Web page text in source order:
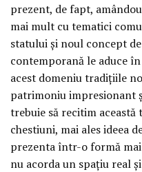
prezent, de fapt,
mai mult cu tematici
statului şi noul concept
contemporană le aduce
acest domeniu tradiţiile
patrimoniu impresionant
trebuie să recitim
chestiuni, mai ales ideea
prezenta într-o formă
nu acorda un spaţiu real